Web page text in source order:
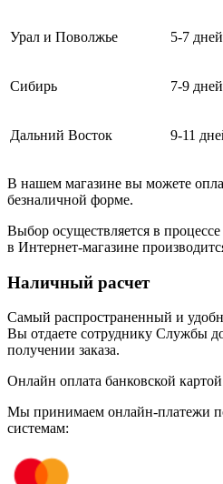
Урал и Поволжье 5-7 дней
Сибирь 7-9 дней
Дальний Восток 9-11
В нашем магазине вы можете
безналичной форме.
Выбор осуществляется в
в Интернет-магазине
Наличный расчет
Самый распространенный и
Вы отдаете сотруднику Службы
получении заказа.
Онлайн оплата банковской картой
Мы принимаем онлайн-платежи
системам: